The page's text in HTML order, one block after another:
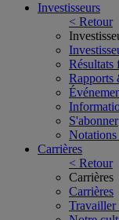
Investisseurs
< Retour
Résultats
Rapports
S'abonner
Carrières
< Retour
Carrières
Carrières
Travailler